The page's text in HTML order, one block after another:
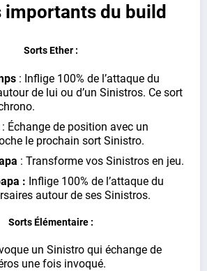
importants du build
Sorts Ether :
: Inflige 100% de l’attaque du
de lui ou d’un Sinistros. Ce sort
: Échange de position avec un
le prochain sort Sinistro.
: Transforme vos Sinistros en jeu.
: Inflige 100% de l’attaque du
autour de ses Sinistros.
Sorts Élémentaire :
un Sinistro qui échange de
une fois invoqué.